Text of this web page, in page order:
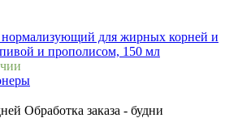
для жирных корней и
и прополисом, 150 мл
Обработка заказа - будни